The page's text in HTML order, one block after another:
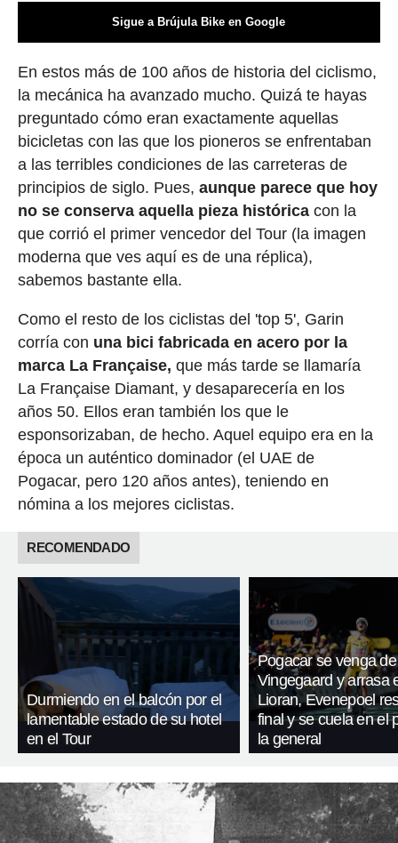
Sigue a Brújula Bike en Google
En estos más de 100 años de historia del ciclismo,
la mecánica ha avanzado mucho. Quizá te hayas
preguntado cómo eran exactamente aquellas
bicicletas con las que los pioneros se enfrentaban
a las terribles condiciones de las carreteras de
principios de siglo. Pues, aunque parece que hoy
no se conserva aquella pieza históricacon la
que corrió el primer vencedor del Tour (la imagen
moderna que ves aquí es de una réplica),
sabemos bastante ella.
Como el resto de los ciclistas del 'top 5', Garin
corría con una bici fabricada en acero por la
marca La Française, que más tarde se llamaría
La Française Diamant, y desaparecería en los
años 50. Ellos eran también los que le
esponsorizaban, de hecho. Aquel equipo era en la
época un auténtico dominador (el UAE de
Pogacar, pero 120 años antes), teniendo en
nómina a los mejores ciclistas.
RECOMENDADO
Durmiendo en el balcón por el
lamentable estado de su hotel
en el Tour
Pogacar se venga de
Vingegaard y arrasa
Lioran, Evenepoel
final y se cuela en el
la general